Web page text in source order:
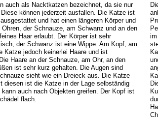
auch als Nacktkatzen bezeichnet, da sie nur
können jederzeit ausfallen. Die Katze ist
und hat einen längeren Körper und
der Schnauze, am Schwanz und an den
Haar erlaubt. Der Körper ist sehr
der Schwanz ist eine Wippe. Am Kopf, am
Katze jedoch keinerlei Haare und ist
Haare an der Schnauze, am Ohr, an den
ist sehr kurz gehalten. Die Augen sind
sieht wie ein Dreieck aus. Die Katze
diesen ist die Katze in der Lage selbständig
auch nach Objekten greifen. Der Kopf ist
flach.